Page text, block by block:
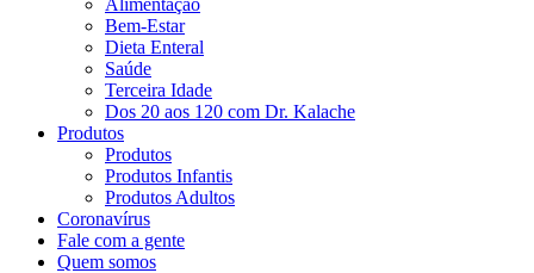
Alimentação
Bem-Estar
Dieta Enteral
Saúde
Terceira Idade
Dos 20 aos 120 com Dr. Kalache
Produtos
Produtos
Produtos Infantis
Produtos Adultos
Coronavírus
Fale com a gente
Quem somos